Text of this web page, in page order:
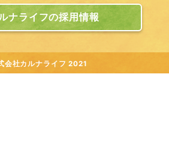
ナライフの採用情報
会社カルナライフ 2021